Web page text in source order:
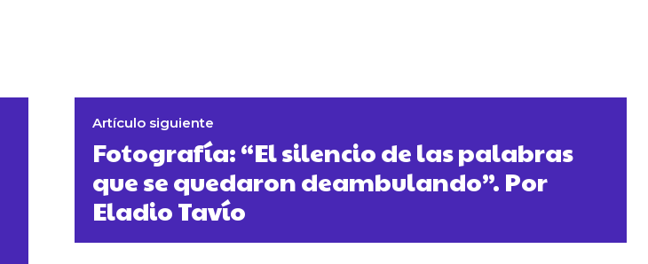
Artículo siguiente
Fotografía: “El silencio de las palabras
que se quedaron deambulando”. Por
Eladio Tavío